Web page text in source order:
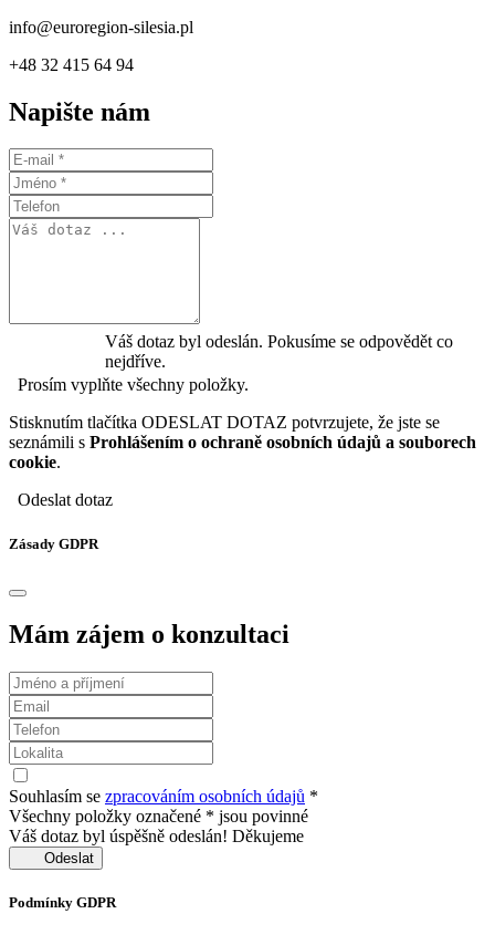
info@euroregion-silesia.pl
+48 32 415 64 94
Napište nám
Váš dotaz byl odeslán. Pokusíme se odpovědět co
nejdříve.
Prosím vyplňte všechny položky.
Stisknutím tlačítka ODESLAT DOTAZ potvrzujete, že jste se
seznámili s Prohlášením o ochraně osobních údajů a souborech
cookie.
Odeslat dotaz
Zásady GDPR
Mám zájem o konzultaci
Souhlasím se zpracováním osobních údajů *
Všechny položky označené * jsou povinné
Váš dotaz byl úspěšně odeslán! Děkujeme
Odeslat
Podmínky GDPR